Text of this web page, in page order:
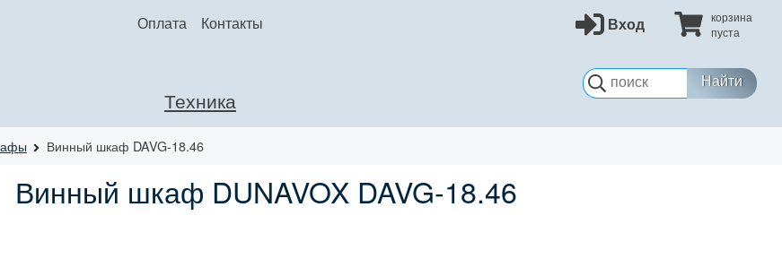
Оплата Контакты
Техника
Найти
Вход
корзина
пуста
Винный шкаф DAVG-18.46
Винный шкаф DUNAVOX DAVG-18.46